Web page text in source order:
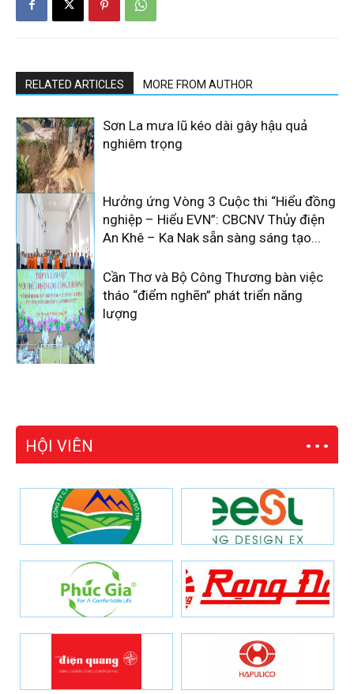
RELATED ARTICLES MORE FROM AUTHOR
Sơn La mưa lũ kéo dài gây hậu quả
nghiêm trọng
Hưởng ứng Vòng 3 Cuộc thi “Hiểu đồng
nghiệp – Hiểu EVN”: CBCNV Thủy điện
An Khê – Ka Nak sẵn sàng sáng tạo...
Cần Thơ và Bộ Công Thương bàn việc
tháo “điểm nghẽn” phát triển năng
lượng
HỘI VIÊN